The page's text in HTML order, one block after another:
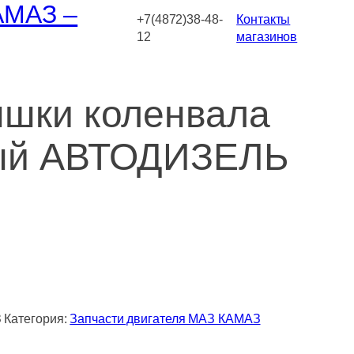
–
+7(4872)38-48-
12
Контакты
магазинов
коленвала
АВТОДИЗЕЛЬ
Категория:Запчасти двигателя МАЗ КАМАЗ